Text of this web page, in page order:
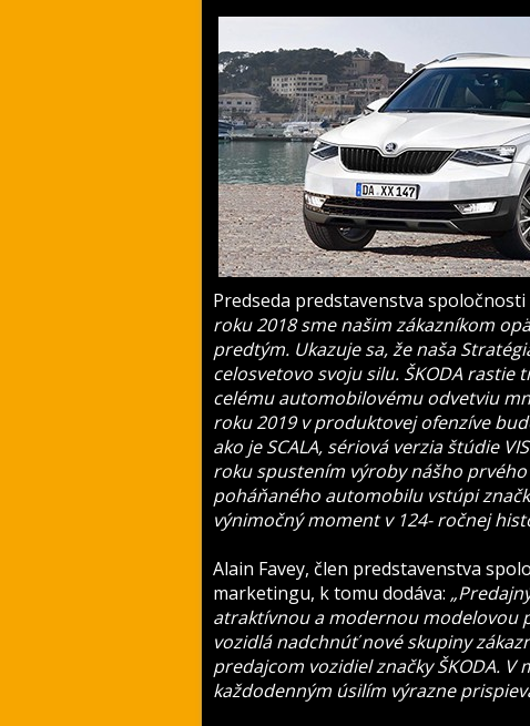
Predseda predstavenstva
roku 2018 sme našim zákazníkom
predtým. Ukazuje sa, že naša
celosvetovo svoju silu. ŠKODA
celému automobilovému odvetviu
roku 2019 v produktovej ofenzíve
ako je SCALA, sériová verzia štúdie
roku spustením výroby nášho
poháňaného automobilu vstúpi
výnimočný moment v 124- ročnej
Alain Favey, člen predstavenstva
marketingu, k tomu dodáva:
atraktívnou a modernou modelovou
vozidlá nadchnúť nové skupiny
predajcom vozidiel značky ŠKODA.
každodenným úsilím výrazne